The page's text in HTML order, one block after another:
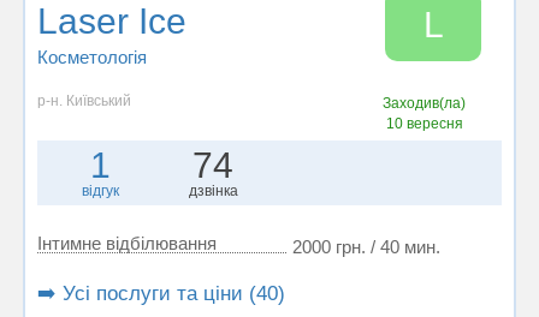
Laser Ice
Косметологія
L
р-н. Київський
Заходив(ла)
10 вересня
1
відгук
74
дзвінка
Інтимне відбілювання 2000 грн. / 40 мин.
➡️ Усі послуги та ціни (40)